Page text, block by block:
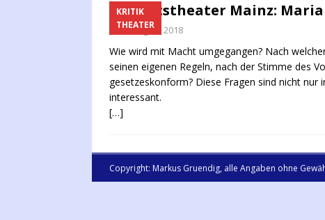
KRITIK
THEATER
Staatstheater Mainz:
29. August 2018
Wie wird mit Macht umgegangen? Nach
seinen eigenen Regeln, nach der Stimme des
gesetzeskonform? Diese Fragen sind nicht
interessant.
[…]
Copyright: Markus Gruendig, alle Angaben ohne